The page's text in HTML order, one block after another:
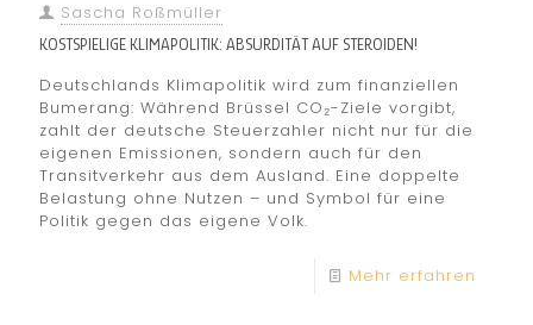
Sascha Roßmüller
KOSTSPIELIGE KLIMAPOLITIK: ABSURDITÄT AUF STEROIDEN!
Deutschlands Klimapolitik wird zum finanziellen
Bumerang: Während Brüssel CO₂-Ziele vorgibt,
zahlt der deutsche Steuerzahler nicht nur für die
eigenen Emissionen, sondern auch für den
Transitverkehr aus dem Ausland. Eine doppelte
Belastung ohne Nutzen – und Symbol für eine
Politik gegen das eigene Volk.
Mehr erfahren